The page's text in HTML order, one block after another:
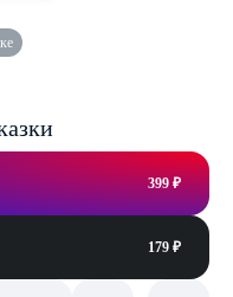
399 ₽
179 ₽